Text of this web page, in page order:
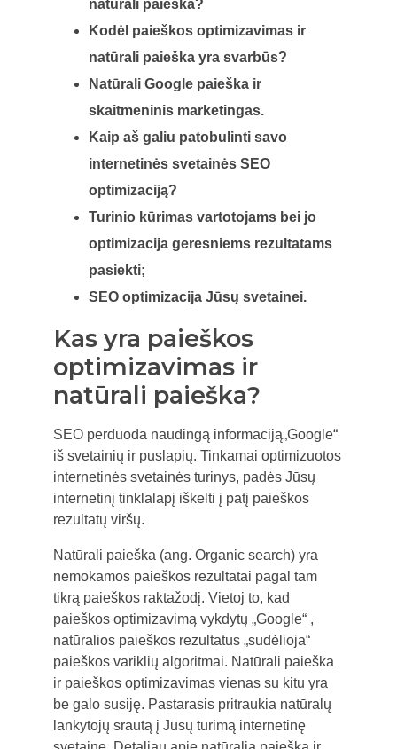
natūrali paieška?
Kodėl paieškos optimizavimas ir
natūrali paieška yra svarbūs?
Natūrali Google paieška ir
skaitmeninis marketingas.
Kaip aš galiu patobulinti savo
internetinės svetainės SEO
optimizaciją?
Turinio kūrimas vartotojams bei jo
optimizacija geresniems rezultatams
pasiekti;
SEO optimizacija Jūsų svetainei.
Kas yra paieškos
optimizavimas ir
natūrali paieška?
SEO perduoda naudingą informaciją„Google“
iš svetainių ir puslapių. Tinkamai optimizuotos
internetinės svetainės turinys, padės Jūsų
internetinį tinklalapį iškelti į patį paieškos
rezultatų viršų.
Natūrali paieška (ang. Organic search) yra
nemokamos paieškos rezultatai pagal tam
tikrą paieškos raktažodį. Vietoj to, kad
paieškos optimizavimą vykdytų „Google“ ,
natūralios paieškos rezultatus „sudėlioja“
paieškos variklių algoritmai. Natūrali paieška
ir paieškos optimizavimas vienas su kitu yra
be galo susiję. Pastarasis pritraukia natūralų
lankytojų srautą į Jūsų turimą internetinę